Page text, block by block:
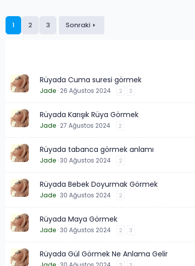
1 2 3 Sonraki
Rüyada Cuma suresi görmek
Jade 26 Ağustos 2024 2 3
Rüyada Karışık Rüya Görmek
Jade 27 Ağustos 2024 2
Rüyada tabanca görmek anlamı
Jade 30 Ağustos 2024 2
Rüyada Bebek Doyurmak Görmek
Jade 30 Ağustos 2024 2
Rüyada Maya Görmek
Jade 30 Ağustos 2024 2 3
Rüyada Gül Görmek Ne Anlama Gelir